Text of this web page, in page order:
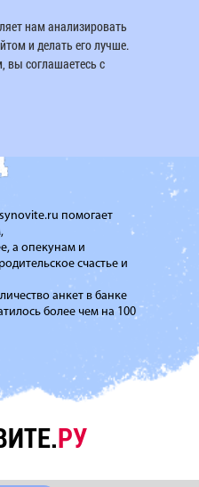
помогает
а опекунам и
счастье и
анкет в банке
более чем на 100
РУ
нам анализировать
и делать его лучше.
вы соглашаетесь с